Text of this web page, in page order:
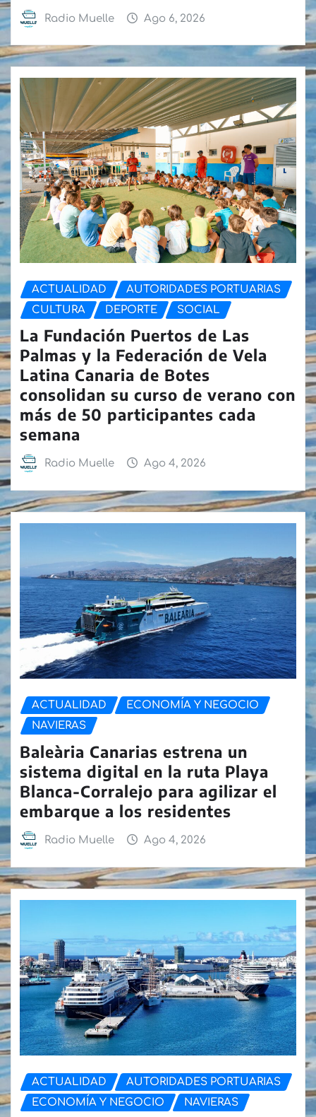
Radio Muelle Ago 6, 2026
ACTUALIDAD
AUTORIDADES PORTUARIAS
CULTURA
DEPORTE SOCIAL
La Fundación Puertos de Las
Palmas y la Federación de Vela
Latina Canaria de Botes
consolidan su curso de verano con
más de 50 participantes cada
semana
Radio Muelle Ago 4, 2026
ACTUALIDAD
ECONOMÍA Y NEGOCIO
NAVIERAS
Baleària Canarias estrena un
sistema digital en la ruta Playa
Blanca-Corralejo para agilizar el
embarque a los residentes
Radio Muelle Ago 4, 2026
ACTUALIDAD
AUTORIDADES PORTUARIAS
ECONOMÍA Y NEGOCIO
NAVIERAS